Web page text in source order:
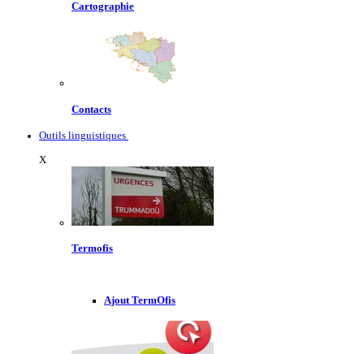
Cartographie
Contacts
Outils linguistiques
X
Termofis
Ajout TermOfis